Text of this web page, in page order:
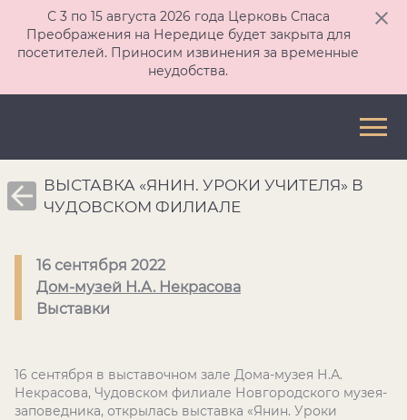
С 3 по 15 августа 2026 года Церковь Спаса
Преображения на Нередице будет закрыта для
посетителей. Приносим извинения за временные
неудобства.
ВЫСТАВКА «ЯНИН. УРОКИ УЧИТЕЛЯ» В
ЧУДОВСКОМ ФИЛИАЛЕ
16 сентября 2022
Дом-музей Н.А. Некрасова
Выставки
16 сентября в выставочном зале Дома-музея Н.А.
Некрасова, Чудовском филиале Новгородского музея-
заповедника, открылась выставка «Янин. Уроки